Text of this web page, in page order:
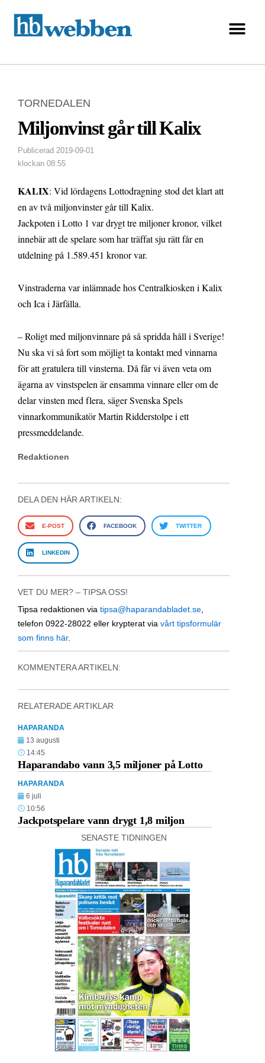
TORNEDALEN
Miljonvinst går till Kalix
Publicerad 2019-09-01
klockan 08:55
KALIX: Vid lördagens Lottodragning stod det klart att
en av två miljonvinster går till Kalix.
Jackpoten i Lotto 1 var drygt tre miljoner kronor, vilket
innebär att de spelare som har träffat sju rätt får en
utdelning på 1.589.451 kronor var.
Vinstraderna var inlämnade hos Centralkiosken i Kalix
och Ica i Järfälla.
– Roligt med miljonvinnare på så spridda håll i Sverige!
Nu ska vi så fort som möjligt ta kontakt med vinnarna
för att gratulera till vinsterna. Då får vi även veta om
ägarna av vinstspelen är ensamma vinnare eller om de
delar vinsten med flera, säger Svenska Spels
vinnarkommunikatör Martin Ridderstolpe i ett
pressmeddelande.
Redaktionen
DELA DEN HÄR ARTIKELN:
E-POST FACEBOOK TWITTER
LINKEDIN
VET DU MER? – TIPSA OSS!
Tipsa redaktionen via tipsa@haparandabladet.se
telefon 0922-28022 eller krypterat via vårt tipsformulär
som finns här.
KOMMENTERA ARTIKELN:
RELATERADE ARTIKLAR
HAPARANDA
13 augusti
14:45
Haparandabo vann 3,5 miljoner på Lotto
HAPARANDA
6 juli
10:56
Jackpotspelare vann drygt 1,8 miljon
SENASTE TIDNINGEN